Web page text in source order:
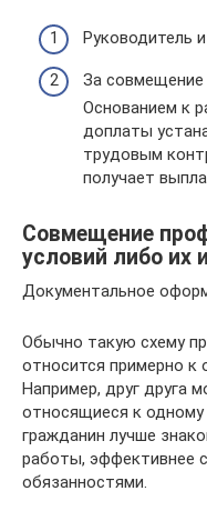
Руководитель
За совмещение
Основанием к
доплаты
трудовым
получает
Совмещение
условий либо их
Документальное
Обычно такую схему
относится примерно к
Например, друг друга
относящиеся к
гражданин лучше
работы, эффективнее
обязанностями.